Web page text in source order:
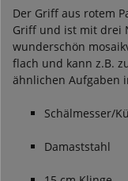
Der Griff aus rotem
Griff und ist mit drei
wunderschön
flach und kann z.B.
ähnlichen Aufgaben
Schälmesser/
Damaststahl